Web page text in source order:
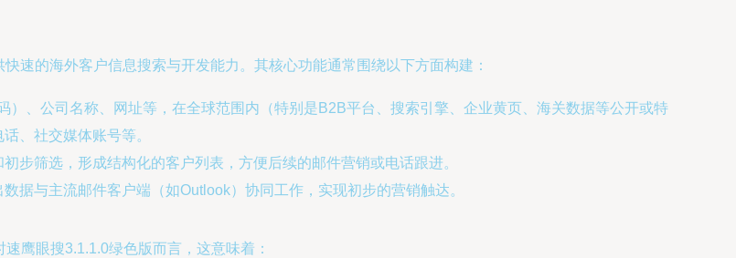
速的海外客户信息搜索与开发能力。其核心功能通常围绕以下方面构建：
）、公司名称、网址等，在全球范围内（特别是B2B平台、搜索引擎、企业黄页、海关数据等公开或特
、社交媒体账号等。
步筛选，形成结构化的客户列表，方便后续的邮件营销或电话跟进。
据与主流邮件客户端（如Outlook）协同工作，实现初步的营销触达。
鹰眼搜3.1.1.0绿色版而言，这意味着：